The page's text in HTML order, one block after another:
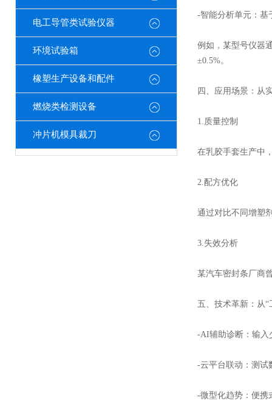
电工导管类试验仪器
环境试验箱
橡塑生产设备和配件
燃烧类检测设备
冲片机模具裁刀
-智能分析单元：基
例如，某型号仪器
±0.5%。
四、应用场景：从
1.质量控制
在乳胶手套生产中
2.配方优化
通过对比不同增塑
3.失效分析
某汽车密封条厂商
五、技术革新：从“
-AI辅助诊断：输入
-云平台联动：测试
-微型化趋势：便携